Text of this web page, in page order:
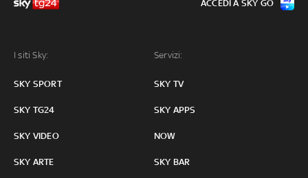
I siti Sky:
SKY SPORT
SKY TG24
SKY VIDEO
SKY ARTE
Servizi:
SKY TV
SKY APPS
NOW
SKY BAR
ACCEDI A SKY GO